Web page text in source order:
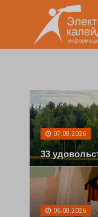
07.08.2026
33
06.08.2026